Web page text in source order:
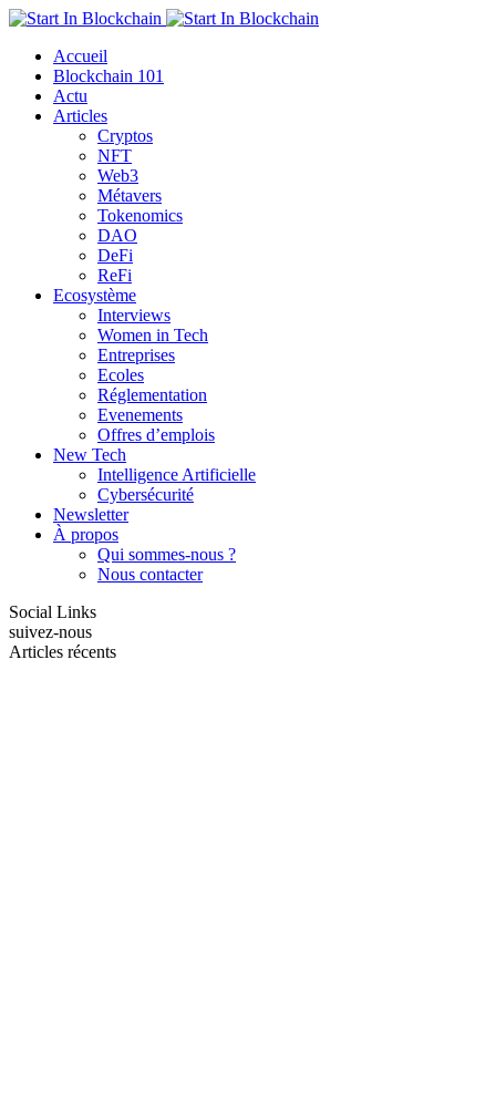
Accueil
Blockchain 101
Actu
Articles
Cryptos
NFT
Web3
Métavers
Tokenomics
DAO
DeFi
ReFi
Ecosystème
Interviews
Women in Tech
Entreprises
Ecoles
Réglementation
Evenements
Offres d’emplois
New Tech
Intelligence Artificielle
Cybersécurité
Newsletter
À propos
Qui sommes-nous ?
Nous contacter
Social Links
suivez-nous
Articles récents